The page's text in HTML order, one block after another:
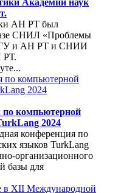
АН РТ был
СНИЛ «Проблемы
КГУ и АН РТ и СНИИ
компьютерной
2024
конференция по
языков TurkLang
организационного
базы для